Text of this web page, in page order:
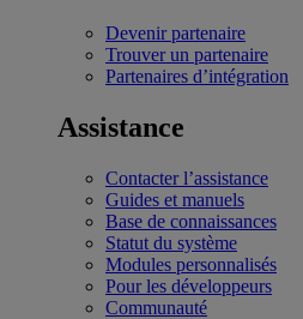
Devenir partenaire
Trouver un partenaire
Partenaires d’intégration
Assistance
Contacter l’assistance
Guides et manuels
Base de connaissances
Statut du système
Modules personnalisés
Pour les développeurs
Communauté